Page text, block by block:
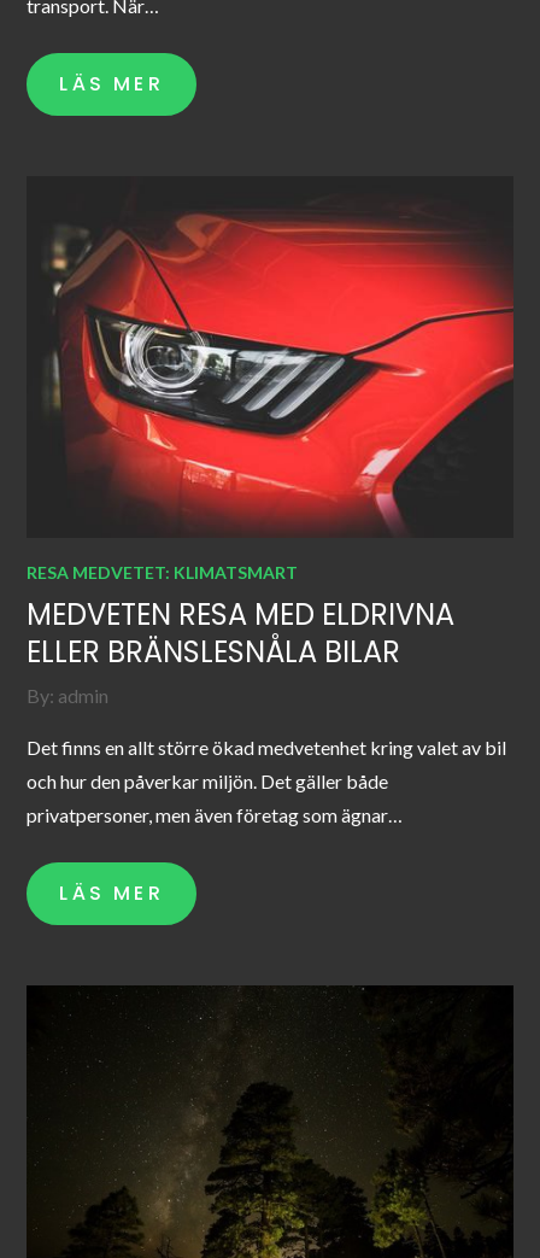
transport. När…
LÄS MER
RESA MEDVETET: KLIMATSMART
MEDVETEN RESA MED ELDRIVNA
ELLER BRÄNSLESNÅLA BILAR
By: admin
Det finns en allt större ökad medvetenhet kring valet av bil
och hur den påverkar miljön. Det gäller både
privatpersoner, men även företag som ägnar…
LÄS MER